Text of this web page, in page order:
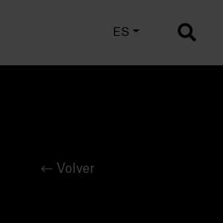
EU EN
ES
Volver